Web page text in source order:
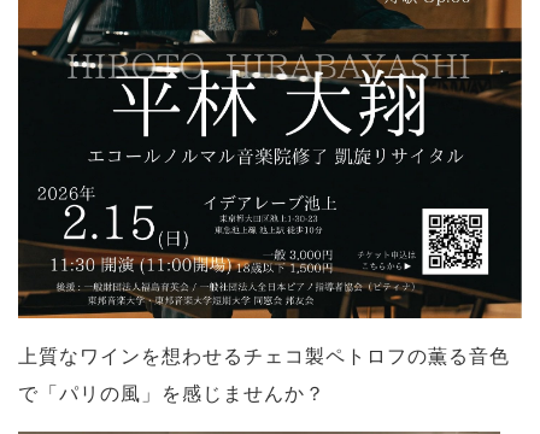
上質なワインを想わせるチェコ製ペトロフの薫る音色
で「パリの風」を感じませんか？